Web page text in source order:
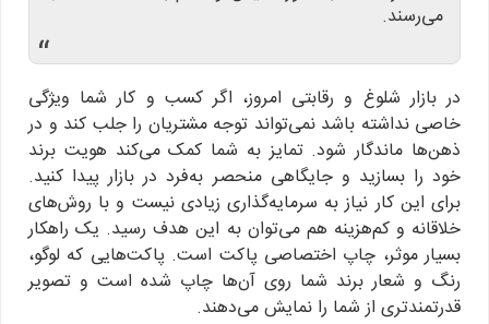
می‌رسند.
“
در بازار شلوغ و رقابتی امروز، اگر کسب و کار شما ویژگی
خاصی نداشته باشد نمی‌تواند توجه مشتریان را جلب کند و در
ذهن‌ها ماندگار شود. تمایز به شما کمک می‌کند هویت برند
خود را بسازید و جایگاهی منحصر به‌فرد در بازار پیدا کنید.
برای این کار نیاز به سرمایه‌گذاری زیادی نیست و با روش‌های
خلاقانه و کم‌هزینه هم می‌توان به این هدف رسید. یک راهکار
بسیار موثر، چاپ اختصاصی پاکت است. پاکت‌هایی که لوگو،
رنگ و شعار برند شما روی آن‌ها چاپ شده است و تصویر
قدرتمندتری از شما را نمایش می‌دهند.